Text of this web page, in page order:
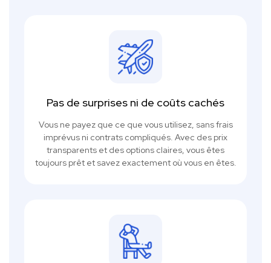
Pas de surprises ni de coûts cachés
Vous ne payez que ce que vous utilisez, sans frais
imprévus ni contrats compliqués. Avec des prix
transparents et des options claires, vous êtes
toujours prêt et savez exactement où vous en êtes.